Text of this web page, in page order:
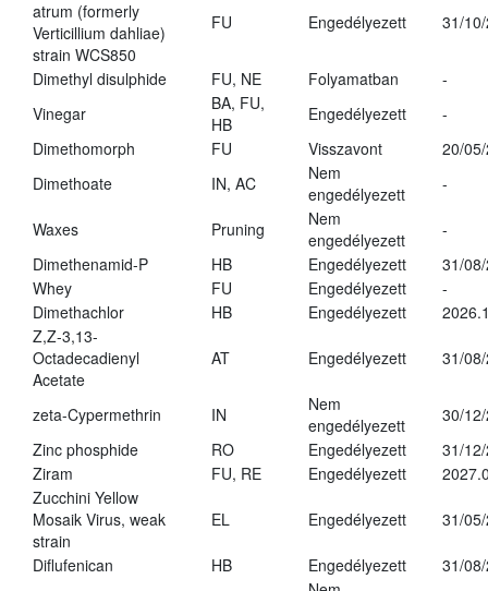
atrum (formerly
Verticillium dahliae)
strain WCS850
FU Engedélyezett 31/
Dimethyl disulphide FU, NE Folyamatban
-
Vinegar
BA, FU,
HB
Engedélyezett
-
Dimethomorph
FU Visszavont
20/
Dimethoate
IN, AC
Nem
engedélyezett
-
Waxes Pruning
Nem
engedélyezett
-
Dimethenamid-P
HB Engedélyezett
31/
Whey
FU Engedélyezett
-
Dimethachlor
HB Engedélyezett
Z,Z-3,13-
Octadecadienyl
Acetate
AT Engedélyezett 31/
zeta-Cypermethrin IN
Nem
engedélyezett
30/
Zinc phosphide
RO Engedélyezett
31/
Ziram
FU, RE Engedélyezett
Zucchini Yellow
Mosaik Virus, weak
strain
EL Engedélyezett 31/
Diflufenican HB Engedélyezett
31/